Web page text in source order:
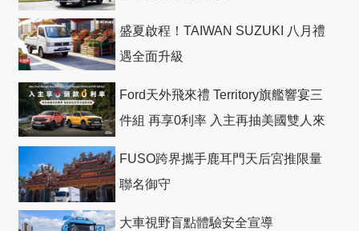
盛夏啟程！TAIWAN SUZUKI 八月禮
遇全面升級
Ford天外飛來禮 Territory旗艦響宴三
件組 再享0利率 入主再抽美國雙人來
FUSO跨界攜手鹿耳門天后宮推限量
聯名御守
大車視野盲點體驗安全宣導